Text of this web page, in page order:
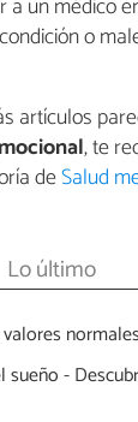
o
artículos
, te
deSalud
Lo último
sueño -